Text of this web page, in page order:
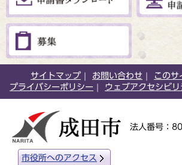
サイトマップ お問い合わせ
このサ
プライバシーポリシー
ウェブアクセシビ
法人番号：
市役所へのアクセス